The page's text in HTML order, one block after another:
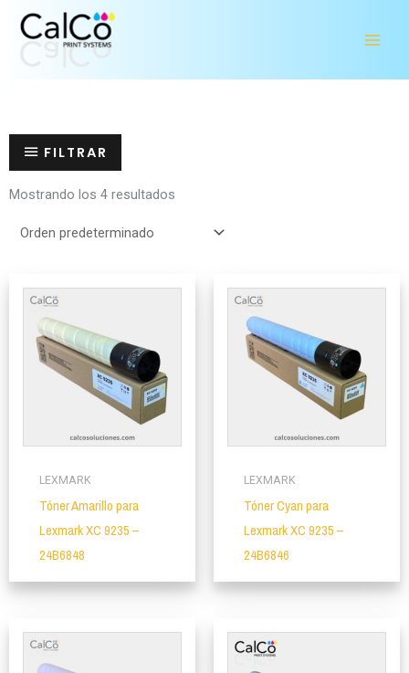
FILTRAR
Mostrando los 4 resultados
LEXMARK
Tóner Amarillo para
Lexmark XC 9235 –
24B6848
LEXMARK
Tóner Cyan para
Lexmark XC 9235 –
24B6846